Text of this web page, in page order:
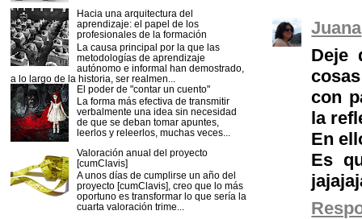
Juana
Deje
con
la
En
Es
Hacia una arquitectura del
aprendizaje: el papel de los
profesionales de la formación
La causa principal por la que las
metodologías de aprendizaje
autónomo e informal han demostrado,
a lo largo de la historia, ser realmen...
El poder de "contar un cuento"
La forma más efectiva de transmitir
verbalmente una idea sin necesidad
de que se deban tomar apuntes,
leerlos y releerlos, muchas veces...
Valoración anual del proyecto
[cumClavis]
A unos días de cumplirse un año del
proyecto [cumClavis], creo que lo más
oportuno es transformar lo que sería la
cuarta valoración trime...